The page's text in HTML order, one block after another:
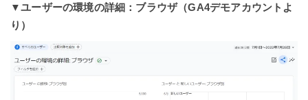
▼ユーザーの環境の詳細：ブラウザ（GA4デモアカウントよ
り）